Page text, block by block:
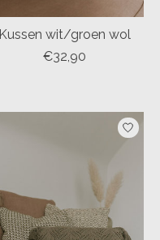
Kussen wit/groen wol
€32,90